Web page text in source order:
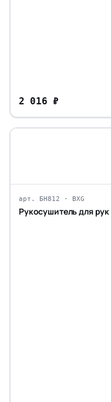
2 016 ₽
арт. БН812 · BXG
Рукосушитель для рук